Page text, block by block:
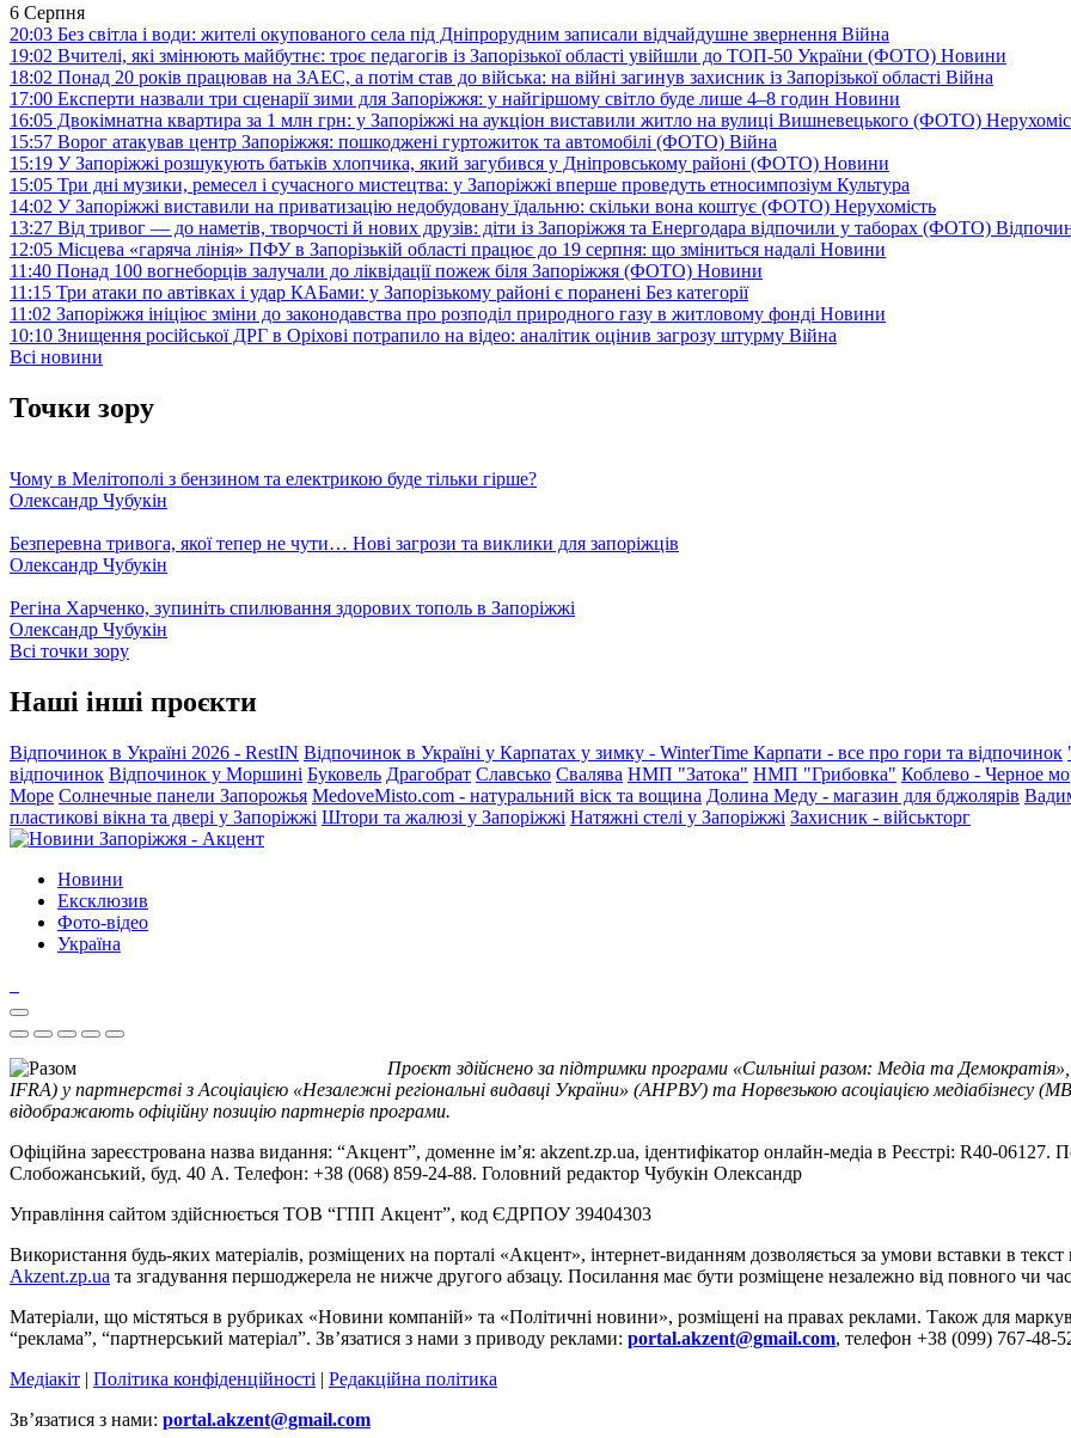
6 Серпня
20:03 Без світла і води: жителі окупованого села під Дніпрорудним записали відчайдушне звернення Війна
19:02 Вчителі, які змінюють майбутнє: троє педагогів із Запорізької області увійшли до ТОП-50 України (ФОТО) Новини
18:02 Понад 20 років працював на ЗАЕС, а потім став до війська: на війні загинув захисник із Запорізької області Війна
17:00 Експерти назвали три сценарії зими для Запоріжжя: у найгіршому світло буде лише 4–8 годин Новини
16:05 Двокімнатна квартира за 1 млн грн: у Запоріжжі на аукціон виставили житло на вулиці Вишневецького (ФОТО)
15:57 Ворог атакував центр Запоріжжя: пошкоджені гуртожиток та автомобілі (ФОТО) Війна
15:19 У Запоріжжі розшукують батьків хлопчика, який загубився у Дніпровському районі (ФОТО) Новини
15:05 Три дні музики, ремесел і сучасного мистецтва: у Запоріжжі вперше проведуть етносимпозіум Культура
14:02 У Запоріжжі виставили на приватизацію недобудовану їдальню: скільки вона коштує (ФОТО) Нерухомість
13:27 Від тривог — до наметів, творчості й нових друзів: діти із Запоріжжя та Енергодара відпочили у таборах (ФОТО)
12:05 Місцева «гаряча лінія» ПФУ в Запорізькій області працює до 19 серпня: що зміниться надалі Новини
11:40 Понад 100 вогнеборців залучали до ліквідації пожеж біля Запоріжжя (ФОТО) Новини
11:15 Три атаки по автівках і удар КАБами: у Запорізькому районі є поранені Без категорії
11:02 Запоріжжя ініціює зміни до законодавства про розподіл природного газу в житловому фонді Новини
10:10 Знищення російської ДРГ в Оріхові потрапило на відео: аналітик оцінив загрозу штурму Війна
Всі новини
Точки зору
Чому в Мелітополі з бензином та електрикою буде тільки гірше?
Олександр Чубукін
Безперевна тривога, якої тепер не чути… Нові загрози та виклики для запоріжців
Олександр Чубукін
Регіна Харченко, зупиніть спилювання здорових тополь в Запоріжжі
Олександр Чубукін
Всі точки зору
Наші інші проєкти
Відпочинок в Україні 2026 - RestIN Відпочинок в Україні у Карпатах у зимку - WinterTime Карпати - все про гори та відпочинок
відпочинок Відпочинок у Моршині Буковель Драгобрат Славсько Свалява НМП "Затока" НМП "Грибовка" Коблево - Черное
Море Солнечные панели Запорожья MedoveMisto.com - натуральний віск та вощина Долина Меду - магазин для бджолярів
пластикові вікна та двері у Запоріжжі Штори та жалюзі у Запоріжжі Натяжні стелі у Запоріжжі Захисник - військторг
Новини
Ексклюзив
Фото-відео
Україна
Проєкт здійснено за підтримки програми «Сильніші разом: Медіа та
IFRA) у партнерстві з Асоціацією «Незалежні регіональні видавці України» (АНРВУ) та Норвезькою асоціацією медіабізнесу
відображають офіційну позицію партнерів програми.
Офіційна зареєстрована назва видання: “Акцент”, доменне ім’я: akzent.zp.ua, ідентифікатор онлайн-медіа в Реєстрі: R40-
Слобожанський, буд. 40 А. Телефон: +38 (068) 859-24-88. Головний редактор Чубукін Олександр
Управління сайтом здійснюється ТОВ “ГПП Акцент”, код ЄДРПОУ 39404303
Використання будь-яких матеріалів, розміщених на порталі «Акцент», інтернет-виданням дозволяється за умови вставки в
Akzent.zp.ua та згадування першоджерела не нижче другого абзацу. Посилання має бути розміщене незалежно від повного чи
Матеріали, що містяться в рубриках «Новини компаній» та «Політичні новини», розміщені на правах реклами. Також для
“реклама”, “партнерський матеріал”. Зв’язатися з нами з приводу реклами: portal.akzent@gmail.com, телефон +38 (099) 767-48-
Медіакіт | Політика конфіденційності | Редакційна політика
Зв’язатися з нами: portal.akzent@gmail.com